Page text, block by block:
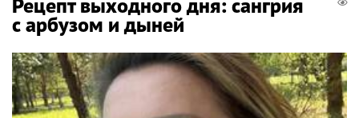
с арбузом и дыней